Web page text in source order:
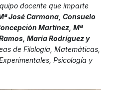
docente que imparte
José Carmona, Consuelo
Martínez, Mª
María Rodríguez y
de Filología, Matemáticas,
Psicología y